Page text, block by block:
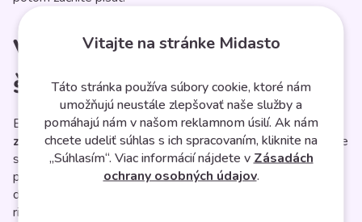
Vašim článkom chýba
štruktúra
Bez štruktúry sa v článku veľmi ľahko stratíte. Vytvorte si
základnú štruktúruešte predtým, než začnete písať. Držte
sa jej a upravujte ju podľa toho, čo váš článok práve
potrebuje. Jasná štruktúra vám pomôže dostať sa z bodu A
do bodu B bez zbytočných odbočení. Od problému k
riešeniu, od úvodu k záveru.
Vitajte na stránke Midasto
Táto stránka používa súbory cookie, ktoré nám
umožňujú neustále zlepšovať naše služby a
pomáhajú nám v našom reklamnom úsilí. Ak nám
chcete udeliť súhlas s ich spracovaním, kliknite na
„Súhlasím“. Viac informácií nájdete v Zásadách
ochrany osobných údajov.